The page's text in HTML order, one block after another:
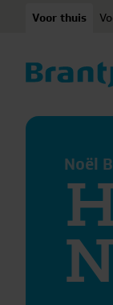
Ga naar content
Voor thuis
Noël